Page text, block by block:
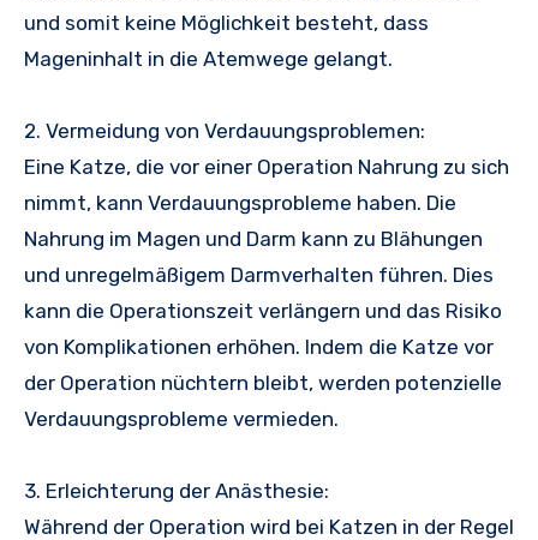
und somit keine Möglichkeit besteht, dass
Mageninhalt in die Atemwege gelangt.
2. Vermeidung von Verdauungsproblemen:
Eine Katze, die vor einer Operation Nahrung zu sich
nimmt, kann Verdauungsprobleme haben. Die
Nahrung im Magen und Darm kann zu Blähungen
und unregelmäßigem Darmverhalten führen. Dies
kann die Operationszeit verlängern und das Risiko
von Komplikationen erhöhen. Indem die Katze vor
der Operation nüchtern bleibt, werden potenzielle
Verdauungsprobleme vermieden.
3. Erleichterung der Anästhesie:
Während der Operation wird bei Katzen in der Regel